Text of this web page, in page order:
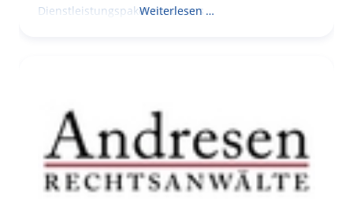
Dienstleistungspaket rund ums
Weiterlesen …